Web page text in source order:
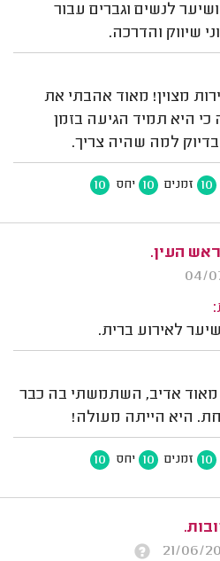
לנשים וגברים עבור
שיווק והדרכה.
מצוין! מאוד אהבתי את
היא תמיד הגיעה בזמן
למה שהיה צריך.
10 זמנים 10 יחס 10
העין.
לאירוע ברית.
אדיב, השתמשתי בה כבר
היא הייתה מעולה!
10 זמנים 10 יחס 10